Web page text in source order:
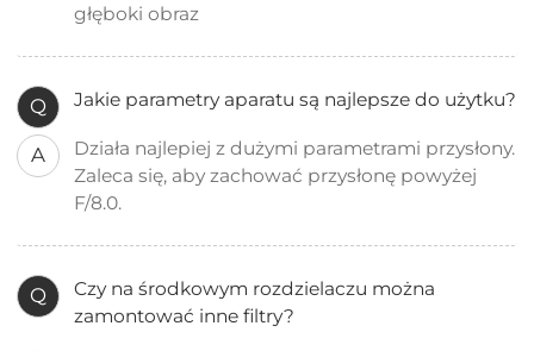
głęboki obraz
Q Jakie parametry aparatu są najlepsze do użytku?
A
Działa najlepiej z dużymi parametrami przysłony.
Zaleca się, aby zachować przysłonę powyżej
F/8.0.
Q
Czy na środkowym rozdzielaczu można
zamontować inne filtry?